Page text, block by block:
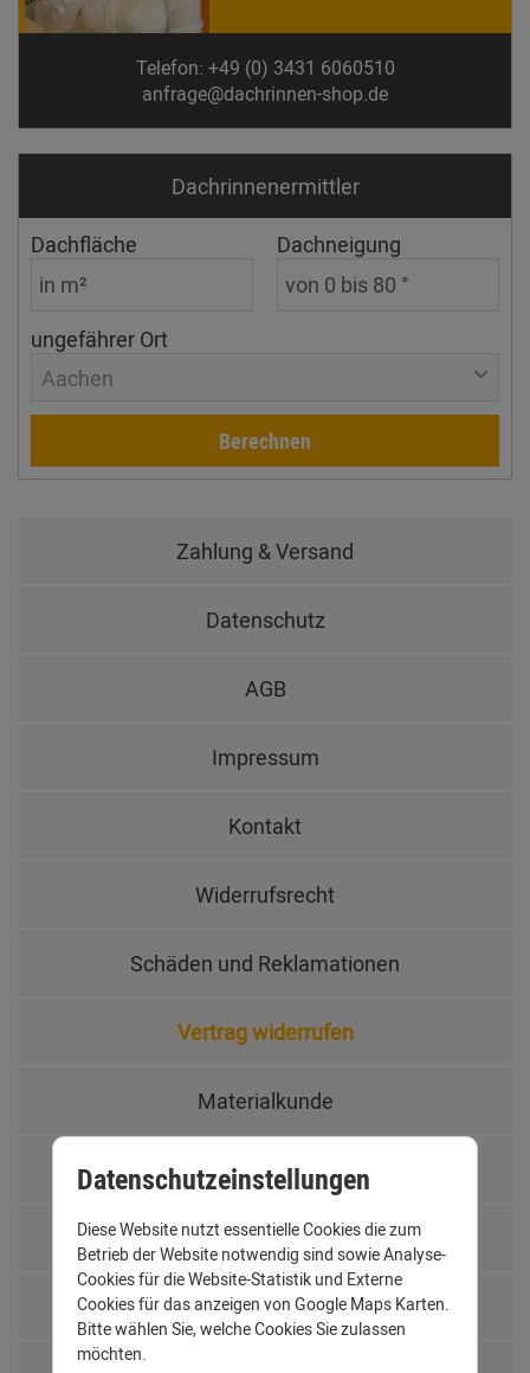
Telefon: +49 (0) 3431 6060510
anfrage@dachrinnen-shop.de
Dachrinnen­ermittler
Dachfläche Dachneigung
ungefährer Ort
Aachen
Berechnen
Zahlung & Versand
Datenschutz
AGB
Impressum
Kontakt
Widerrufsrecht
Schäden und Reklamationen
Vertrag widerrufen
Materialkunde
Fachbegriffe
Jobs
Montage und Installationshilfen
Datenschutzeinstellungen
Diese Website nutzt essentielle Cookies die zum
Betrieb der Website notwendig sind sowie Analyse-
Cookies für die Website-Statistik und Externe
Cookies für das anzeigen von Google Maps Karten.
Bitte wählen Sie, welche Cookies Sie zulassen
möchten.